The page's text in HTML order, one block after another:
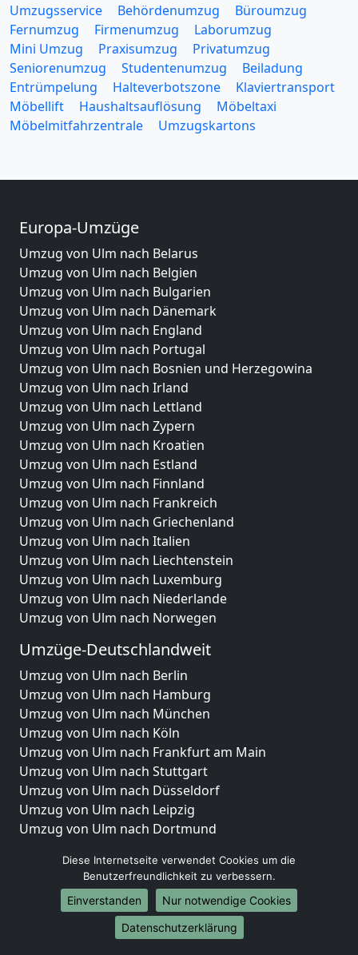
Umzugsservice Behördenumzug
Büroumzug
Fernumzug
Firmenumzug
Laborumzug
Mini Umzug
Praxisumzug
Privatumzug
Seniorenumzug
Studentenumzug
Beiladung
Entrümpelung
Halteverbotszone
Klaviertransport
Möbellift
Haushaltsauflösung
Möbeltaxi
Möbelmitfahrzentrale
Umzugskartons
Europa-Umzüge
Umzug von Ulm nach Belarus
Umzug von Ulm nach Belgien
Umzug von Ulm nach Bulgarien
Umzug von Ulm nach Dänemark
Umzug von Ulm nach England
Umzug von Ulm nach Portugal
Umzug von Ulm nach Bosnien und Herzegowina
Umzug von Ulm nach Irland
Umzug von Ulm nach Lettland
Umzug von Ulm nach Zypern
Umzug von Ulm nach Kroatien
Umzug von Ulm nach Estland
Umzug von Ulm nach Finnland
Umzug von Ulm nach Frankreich
Umzug von Ulm nach Griechenland
Umzug von Ulm nach Italien
Umzug von Ulm nach Liechtenstein
Umzug von Ulm nach Luxemburg
Umzug von Ulm nach Niederlande
Umzug von Ulm nach Norwegen
Umzüge-Deutschlandweit
Umzug von Ulm nach Berlin
Umzug von Ulm nach Hamburg
Umzug von Ulm nach München
Umzug von Ulm nach Köln
Umzug von Ulm nach Frankfurt am Main
Umzug von Ulm nach Stuttgart
Umzug von Ulm nach Düsseldorf
Umzug von Ulm nach Leipzig
Umzug von Ulm nach Dortmund
Umzug von Ulm nach Bremen
Umzug von Ulm nach Dresden
Umzug von Ulm nach Hannover
Umzug von Ulm nach Nürnberg
Umzug von Ulm nach Duisburg
Diese Internetseite verwendet Cookies um die
Benutzerfreundlichkeit zu verbessern.
Einverstanden
Nur notwendige Cookies
Datenschutzerklärung